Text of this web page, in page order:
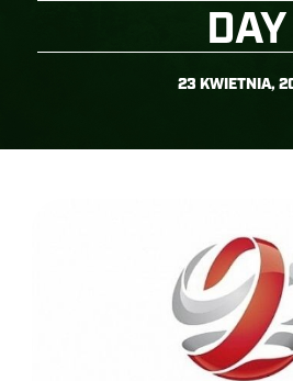
DAY
23 KWIETNIA,